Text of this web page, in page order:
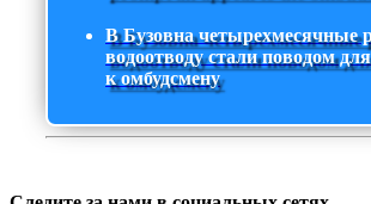
В Бузовна четырехмесячные
водоотводу стали поводом
к омбудсмену